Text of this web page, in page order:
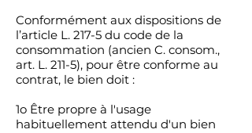
Conformément aux dispositions de
l’article L. 217-5 du code de la
consommation (ancien C. consom.,
art. L. 211-5), pour être conforme au
contrat, le bien doit :
1o Être propre à l'usage
habituellement attendu d'un bien